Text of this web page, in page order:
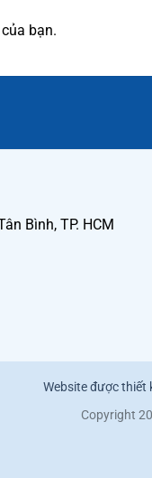
bạn.
Bình, TP. HCM
Website được thiết
Copyright